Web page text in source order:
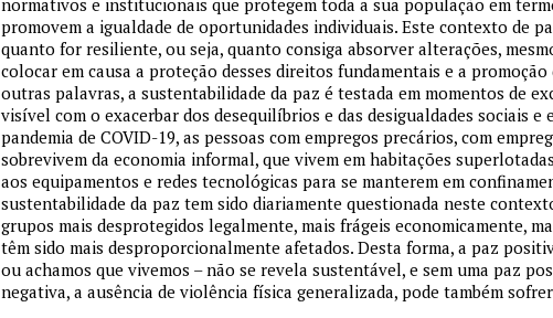
normativos e institucionais que protegem toda a sua população em
promovem a igualdade de oportunidades individuais. Este contexto de
quanto for resiliente, ou seja, quanto consiga absorver alterações,
colocar em causa a proteção desses direitos fundamentais e a
outras palavras, a sustentabilidade da paz é testada em momentos de
visível com o exacerbar dos desequilíbrios e das desigualdades sociais
pandemia de COVID-19, as pessoas com empregos precários, com
sobrevivem da economia informal, que vivem em habitações
aos equipamentos e redes tecnológicas para se manterem em
sustentabilidade da paz tem sido diariamente questionada neste
grupos mais desprotegidos legalmente, mais frágeis economicamente,
têm sido mais desproporcionalmente afetados. Desta forma, a paz
ou achamos que vivemos – não se revela sustentável, e sem uma paz
negativa, a ausência de violência física generalizada, pode também